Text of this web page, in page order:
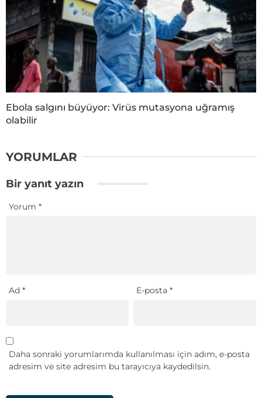
Ebola salgını büyüyor: Virüs mutasyona uğramış
olabilir
YORUMLAR
Bir yanıt yazın
Yorum *
Ad * E-posta*
Daha sonraki yorumlarımda kullanılması için adım, e-posta
adresim ve site adresim bu tarayıcıya kaydedilsin.